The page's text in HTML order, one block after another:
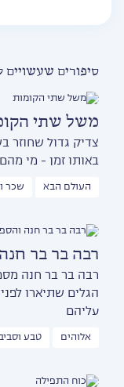
סיפורים שעשויים
משל שתי
צדיק גדול שחוזר
באותו זמן - מי
העולם הבא שכר
רבה בר בר
רבה בר בר חנה
הגלים שתיארו
עליהם
אלוהים טבע